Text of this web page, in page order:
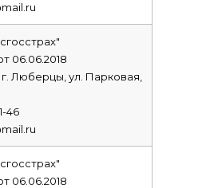
06.06.2018
Люберцы, ул. Парковая,
46
06.06.2018